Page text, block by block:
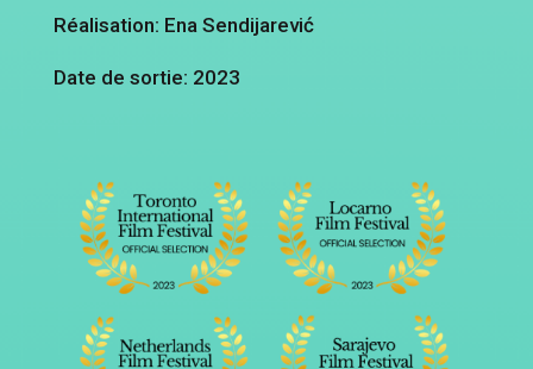
Réalisation: Ena Sendijarević
Date de sortie: 2023